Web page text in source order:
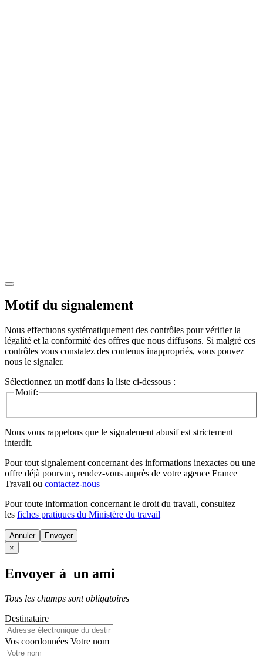
Motif du signalement
Nous effectuons systématiquement des contrôles pour vérifier la
légalité et la conformité des offres que nous diffusons. Si malgré ces
contrôles vous constatez des contenus inappropriés, vous pouvez
nous le signaler.
Sélectionnez un motif dans la liste ci-dessous :
Motif:
Nous vous rappelons que le signalement abusif est strictement
interdit.
Pour tout signalement concernant des informations inexactes ou une
offre déjà pourvue, rendez-vous auprès de votre agence France
Travail ou contactez-nous
Pour toute information concernant le droit du travail, consultez
les fiches pratiques du Ministère du travail
Annuler
×
Envoyer à un ami
Tous les champs sont obligatoires
Destinataire
Vos coordonnées Votre nom